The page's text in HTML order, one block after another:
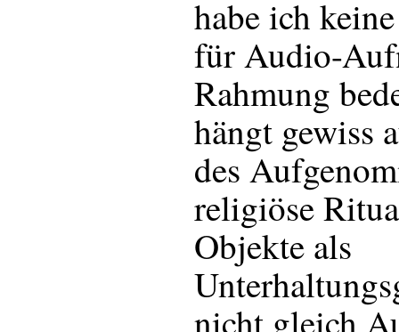
habe ich
für Audio-
Rahmung
hängt gewiss
des
religiöse
Objekte als
nicht gleich